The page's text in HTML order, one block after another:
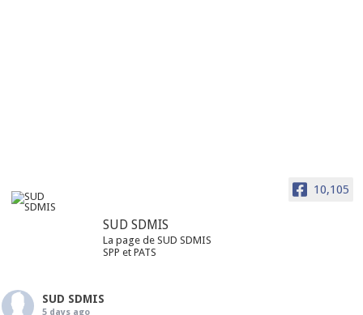
10,105
SUD SDMIS
La page de SUD SDMIS
SPP et PATS
SUD SDMIS
5 days ago